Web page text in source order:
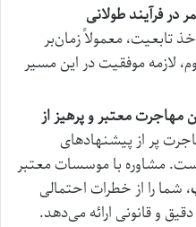
در فرآیند طولانی
تابعیت، معمولاً زمان‌بر
لازمه موفقیت در این مسیر
معتبر و پرهیز از
پر از پیشنهادهای
مشاوره با موسسات معتبر
، شما را از خطرات احتمالی
و قانونی ارائه می‌دهد.